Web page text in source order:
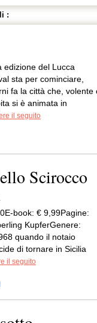
:
edizione del Lucca
sta per cominciare,
fa la città che, volente
si è animata in
il seguito
Scirocco
book: € 9,99Pagine:
KupferGenere:
quando il notaio
di tornare in Sicilia
il seguito